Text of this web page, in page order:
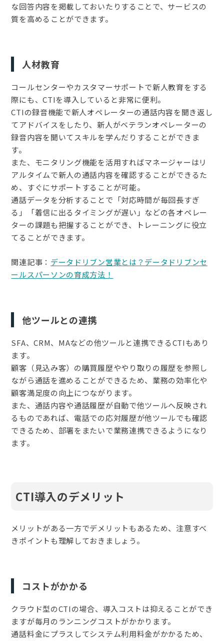
な回答内容を掲載しておいたりすることで、サービスの
質を高めることができます。
人材教育
コールセンターやカスタマーサポートで新人教育をする
際にも、CTIを導入していると非常に便利。
CTIの録音機能で新人オペレーターの通話内容を聞き返し
てアドバイスをしたり、新人がベテランオペレーターの
録音内容を聞いてスキルを学んだりすることができま
す。
また、モニタリング機能を活用すればマネージャーはリ
アルタイムで新人の通話内容を確認することができるた
め、すぐにサポートすることが可能。
通話データを分析することで「対応時間が毎回長すぎ
る」「着信に出るタイミングが遅い」などの各オペレー
ターの課題も把握することができ、トレーニングに役立
てることができます。
関連記事： データドリブン営業とは？データドリブンセ
ールスパーソンの育成方法！
他ツールとの連携
SFA、CRM、MAなどの他ツールと連携できるCTIもあり
ます。
顧客（見込み客）の購買履歴ややり取りの履歴を参照し
ながら通話を進めることができるため、業務の効率化や
顧客満足度の向上につながります。
また、通話内容や通話履歴が自動で他ツールへ反映され
るものであれば、電話での応対履歴が他ツールでも確認
できるため、部署をまたいで業務連携できるようになり
ます。
CTI導入のデメリット
メリットがある一方でデメリットもあるため、注意すべ
きポイントも理解しておきましょう。
コストがかかる
クラウド型のCTIの場合、導入コストは抑えることができ
ますが毎月のランニングコストがかかります。
通話料金にプラスしてシステム利用料金がかかるため、